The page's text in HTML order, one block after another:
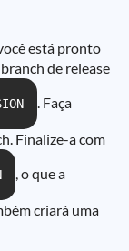
está pronto
de release
. Faça
Finalize-a com
, o que a
criará uma